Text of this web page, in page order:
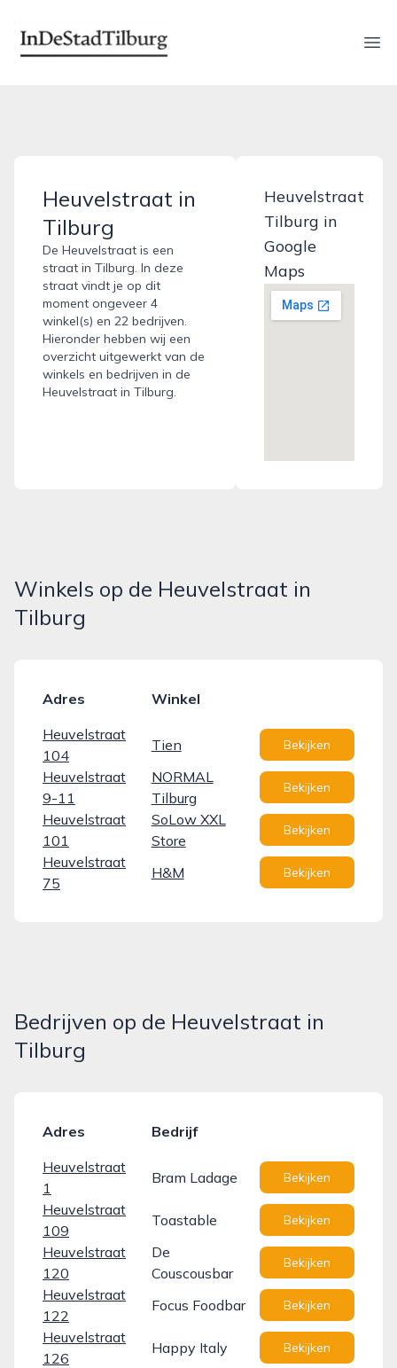
indestadtilburg.nl
Heuvelstraat in
Tilburg
De Heuvelstraat is een
straat in Tilburg. In deze
straat vindt je op dit
moment ongeveer 4
winkel(s) en 22 bedrijven.
Hieronder hebben wij een
overzicht uitgewerkt van de
winkels en bedrijven in de
Heuvelstraat in Tilburg.
Heuvelstraat
Tilburg in
Google
Maps
Winkels op de Heuvelstraat in
Tilburg
Adres
Winkel
Heuvelstraat
104
Tien Bekijken
Heuvelstraat
9-11
NORMAL
Tilburg
Bekijken
Heuvelstraat
101
SoLow XXL
Store
Bekijken
Heuvelstraat
75
H&M Bekijken
Bedrijven op de Heuvelstraat in
Tilburg
Adres
Bedrijf
Heuvelstraat
1
Bram Ladage Bekijken
Heuvelstraat
109
Toastable Bekijken
Heuvelstraat
120
De
Couscousbar
Bekijken
Heuvelstraat
122
Focus Foodbar Bekijken
Heuvelstraat
126
Happy Italy Bekijken